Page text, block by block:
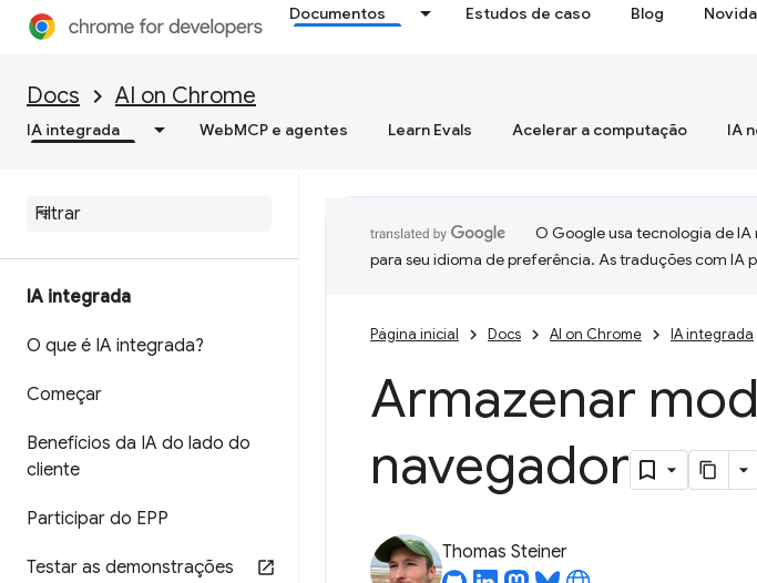
Documentos Estudos de caso Blog
Docs AI on Chrome
IA integrada WebMCP e agentes Learn Evals Acelerar a computação IA
IA integrada
O que é IA integrada?
Começar
Benefícios da IA do lado do
cliente
Participar do EPP
Testar as demonstrações
O Google usa tecnologia de
para seu idioma de preferência. As traduções com IA
Página inicial Docs AI on Chrome IA integrada
Armazenar
navegador
Thomas Steiner